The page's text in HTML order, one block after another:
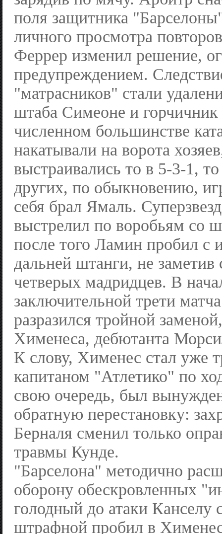
поля защитника
личного просмотра
Феррер изменил решение,
предупреждением.
"матрасников" стали
штаба Симеоне и
численном большинстве
накатывали на ворота
выстраивались то в 5-3-1,
других, по обыкновению,
себя брал Ямаль.
выстрелил по воробьям со
после того Ламин пробил с
дальней штанги, не заметив
четверых мадридцев. В
заключительной трети
разразился тройной
Хименеса, дебютанта
К слову, Хименес стал уже
капитаном "Атлетико" по
свою очередь, был
обратную перестановку:
Берналя сменил только
травмы Кунде.
"Барселона" методично
оборону обескровленных
голодный до атаки Канселу
штрафной пробил в